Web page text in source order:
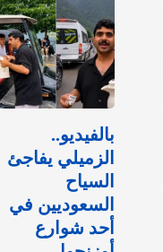
بالفيديو..
الزميلي يفاجئ
السياح
السعوديين في
أحد شوارع